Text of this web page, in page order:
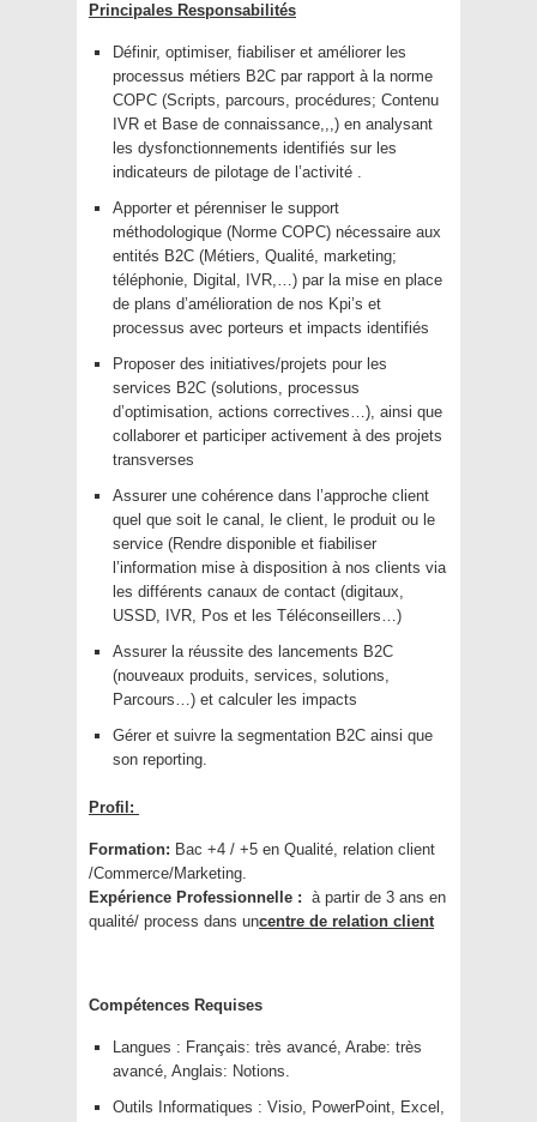
Principales Responsabilités
Définir, optimiser, fiabiliser et améliorer les
processus métiers B2C par rapport à la norme
COPC (Scripts, parcours, procédures; Contenu
IVR et Base de connaissance,,,) en analysant
les dysfonctionnements identifiés sur les
indicateurs de pilotage de l’activité .
Apporter et pérenniser le support
méthodologique (Norme COPC) nécessaire aux
entités B2C (Métiers, Qualité, marketing;
téléphonie, Digital, IVR,…) par la mise en place
de plans d’amélioration de nos Kpi’s et
processus avec porteurs et impacts identifiés
Proposer des initiatives/projets pour les
services B2C (solutions, processus
d’optimisation, actions correctives…), ainsi que
collaborer et participer activement à des projets
transverses
Assurer une cohérence dans l’approche client
quel que soit le canal, le client, le produit ou le
service (Rendre disponible et fiabiliser
l’information mise à disposition à nos clients via
les différents canaux de contact (digitaux,
USSD, IVR, Pos et les Téléconseillers…)
Assurer la réussite des lancements B2C
(nouveaux produits, services, solutions,
Parcours…) et calculer les impacts
Gérer et suivre la segmentation B2C ainsi que
son reporting.
Profil:
Formation: Bac +4 / +5 en Qualité, relation client
/Commerce/Marketing.
Expérience Professionnelle : à partir de 3 ans en
qualité/ process dans uncentre de relation client
Compétences Requises
Langues : Français: très avancé, Arabe: très
avancé, Anglais: Notions.
Outils Informatiques : Visio, PowerPoint, Excel,